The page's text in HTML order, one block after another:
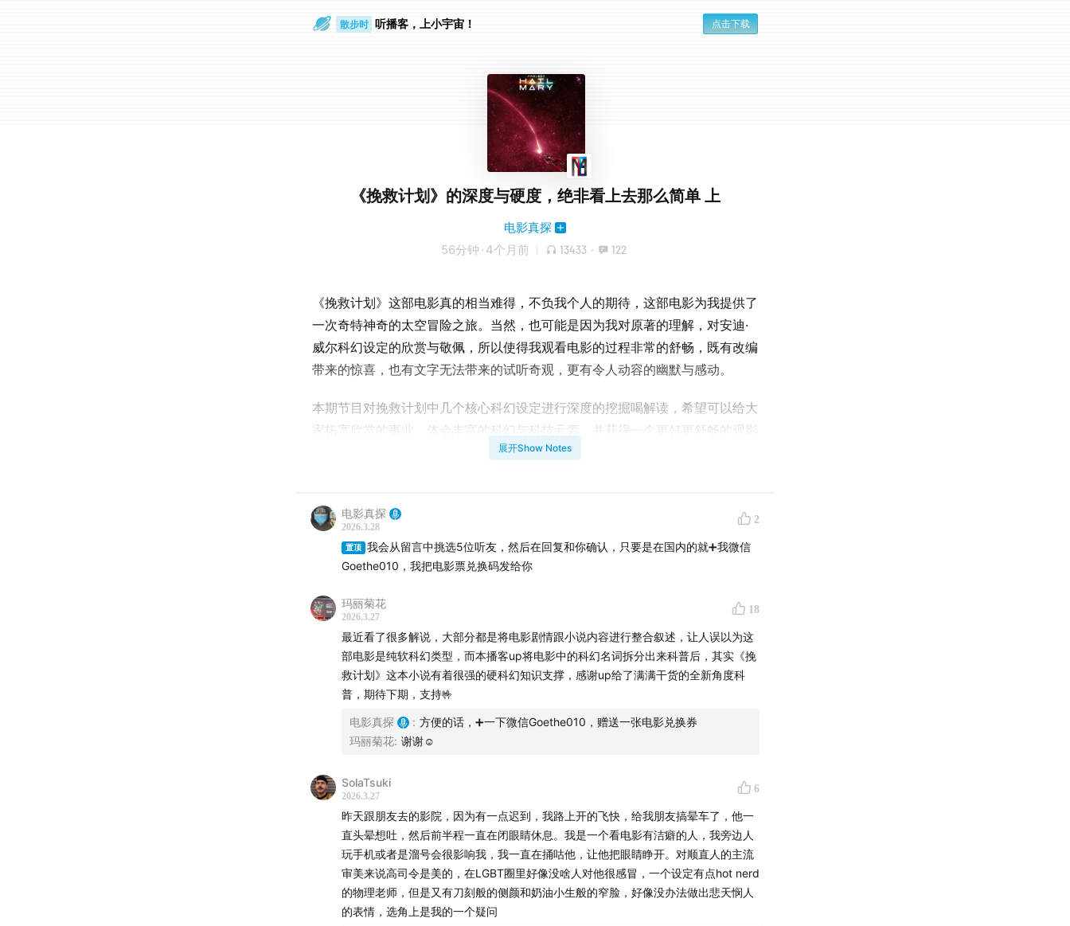
通勤路上 听播客，上小宇宙！ 点击下载
《挽救计划》的深度与硬度，绝非看上去那么简单 上
电影真探
56分钟 · 4个月前 13433 · 122
《挽救计划》这部电影真的相当难得，不负我个人的期待，这部电影为我提供了
一次奇特神奇的太空冒险之旅。当然，也可能是因为我对原著的理解，对安迪·
威尔科幻设定的欣赏与敬佩，所以使得我观看电影的过程非常的舒畅，既有改编
带来的惊喜，也有文字无法带来的试听奇观，更有令人动容的幽默与感动。
本期节目对挽救计划中几个核心科幻设定进行深度的挖掘喝解读，希望可以给大
家拓宽欣赏的事业，体会丰富的科幻与科技元素，并获得一个更好更舒畅的观影
友赠送一张《挽救计划》的电影票，欢迎大家积极留言，发表你的观点与看法。
一部科幻片，藏着多少硬核科学？《挽救计划》不只是娱乐，更是实验物理与工
程学的视觉盛宴。它凭什么被拿来和《星际穿越》比？原著党都说电影删减太
多，可你真看懂那些一闪而过的细节了吗？
橄榄球战术中最后的长传，hail mary 的突出与呼应
拯救计划的核心设定支点：噬星体
探秘噬星体的奇异特征：单细胞有机体与黑体外壳谜团
火箭燃料释放的难题：化学火箭与光子火箭的差异分析
安迪威尔创造的宇宙飞船：真实感与逻辑性的完美结合
万福玛利亚号的巧妙：人造重力与实验舱的奇妙排列
展开Show Notes
电影真探
2026.3.28
2
置顶
我会从留言中挑选5位听友，然后在回复和你确认，只要是在国内的就➕我微信
Goethe010，我把电影票兑换码发给你
玛丽菊花
2026.3.27
18
最近看了很多解说，大部分都是将电影剧情跟小说内容进行整合叙述，让人误以为这
部电影是纯软科幻类型，而本播客up将电影中的科幻名词拆分出来科普后，其实《挽
救计划》这本小说有着很强的硬科幻知识支撑，感谢up给了满满干货的全新角度科
普，期待下期，支持🤟
电影真探 : 方便的话，➕一下微信Goethe010，赠送一张电影兑换券
玛丽菊花: 谢谢☺️
SolaTsuki
2026.3.27
6
昨天跟朋友去的影院，因为有一点迟到，我路上开的飞快，给我朋友搞晕车了，他一
直头晕想吐，然后前半程一直在闭眼睛休息。我是一个看电影有洁癖的人，我旁边人
玩手机或者是溜号会很影响我，我一直在捅咕他，让他把眼睛睁开。对顺直人的主流
审美来说高司令是美的，在LGBT圈里好像没啥人对他很感冒，一个设定有点hot nerd
的物理老师，但是又有刀刻般的侧颜和奶油小生般的窄脸，好像没办法做出悲天悯人
的表情，选角上是我的一个疑问